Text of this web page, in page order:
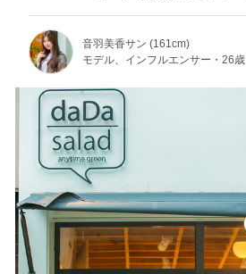
音羽美香サン (161cm)
モデル、インフルエンサー・26歳